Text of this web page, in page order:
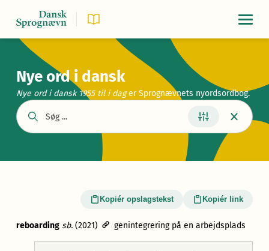
Nye ord i dansk
Nye ord i dansk 1955 til i dager Sprognævnets nyordsordbog.
Kopiér opslagstekst Kopiér link
reboarding sb.(2021) genintegrering på en arbejdsplads